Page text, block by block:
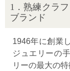
1．熟練クラ
ブランド
1946年に創業
ジュエリーの
リーの最大の特